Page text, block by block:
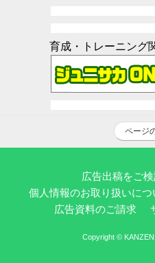
育成・トレーニング
ページ
広告出稿をご
個人情報のお取り扱いにつ
広告資料のご請求
Copyright ©